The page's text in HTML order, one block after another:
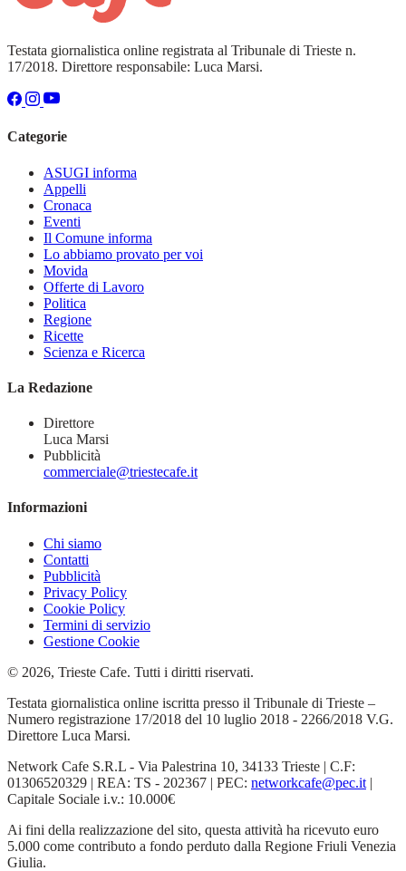
Testata giornalistica online registrata al Tribunale di Trieste n.
17/2018. Direttore responsabile: Luca Marsi.
Categorie
ASUGI informa
Appelli
Cronaca
Eventi
Il Comune informa
Lo abbiamo provato per voi
Movida
Offerte di Lavoro
Politica
Regione
Ricette
Scienza e Ricerca
La Redazione
Direttore
Luca Marsi
Pubblicità
commerciale@triestecafe.it
Informazioni
Chi siamo
Contatti
Pubblicità
Privacy Policy
Cookie Policy
Termini di servizio
Gestione Cookie
© 2026, Trieste Cafe. Tutti i diritti riservati.
Testata giornalistica online iscritta presso il Tribunale di Trieste –
Numero registrazione 17/2018 del 10 luglio 2018 - 2266/2018 V.G.
Direttore Luca Marsi.
Network Cafe S.R.L - Via Palestrina 10, 34133 Trieste | C.F:
01306520329 | REA: TS - 202367 | PEC: networkcafe@pec.it |
Capitale Sociale i.v.: 10.000€
Ai fini della realizzazione del sito, questa attività ha ricevuto euro
5.000 come contributo a fondo perduto dalla Regione Friuli Venezia
Giulia.